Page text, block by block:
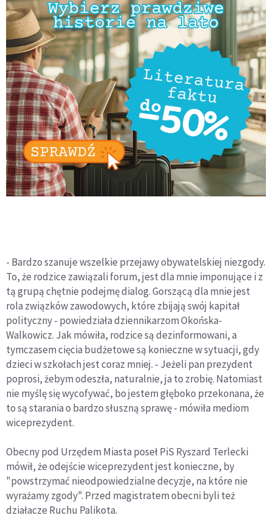
- Bardzo szanuje wszelkie przejawy obywatelskiej niezgody.
To, że rodzice zawiązali forum, jest dla mnie imponujące i z
tą grupą chętnie podejmę dialog. Gorszącą dla mnie jest
rola związków zawodowych, które zbijają swój kapitał
polityczny - powiedziała dziennikarzom Okońska-
Walkowicz. Jak mówiła, rodzice są dezinformowani, a
tymczasem cięcia budżetowe są konieczne w sytuacji, gdy
dzieci w szkołach jest coraz mniej. - Jeżeli pan prezydent
poprosi, żebym odeszła, naturalnie, ja to zrobię. Natomiast
nie myślę się wycofywać, bo jestem głęboko przekonana, że
to są starania o bardzo słuszną sprawę - mówiła mediom
wiceprezydent.
Obecny pod Urzędem Miasta poseł PiS Ryszard Terlecki
mówił, że odejście wiceprezydent jest konieczne, by
"powstrzymać nieodpowiedzialne decyzje, na które nie
wyrażamy zgody". Przed magistratem obecni byli też
działacze Ruchu Palikota.